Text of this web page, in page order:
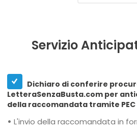
Servizio
Dichiaro di conferire
LetteraSenzaBusta.com per anticipare copia digitale
della raccomandata tramite PEC
• L'invio della raccomandata in